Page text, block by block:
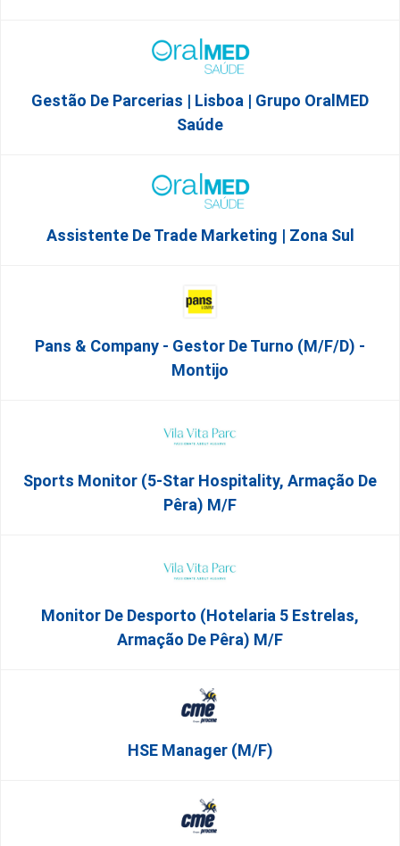
Gestão De Parcerias | Lisboa | Grupo OralMED
Saúde
Assistente De Trade Marketing | Zona Sul
Pans & Company - Gestor De Turno (m/f/d) -
Montijo
Sports Monitor (5-Star Hospitality, Armação De
Pêra) M/f
Monitor De Desporto (Hotelaria 5 Estrelas,
Armação De Pêra) M/f
HSE Manager (m/f)